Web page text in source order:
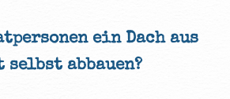
ein Dach aus
selbst abbauen?